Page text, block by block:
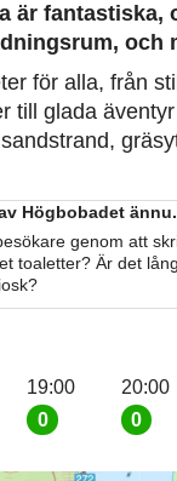
är fantastiska,
och
för alla, från
till glada
Högbobadet
genom att
toaletter? Är det
19:00
0
20:00
0